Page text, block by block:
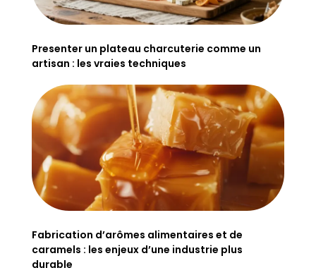
Presenter un plateau charcuterie comme un
artisan : les vraies techniques
Fabrication d’arômes alimentaires et de
caramels : les enjeux d’une industrie plus
durable